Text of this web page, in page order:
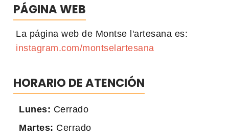
PÁGINA WEB
La página web de Montse l'artesana es:
instagram.com/montselartesana
HORARIO DE ATENCIÓN
Lunes: Cerrado
Martes: Cerrado